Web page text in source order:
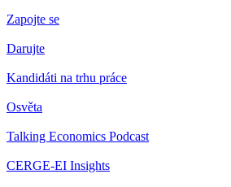
Zapojte se
Darujte
Kandidáti na trhu práce
Osvěta
Talking Economics Podcast
CERGE-EI Insights